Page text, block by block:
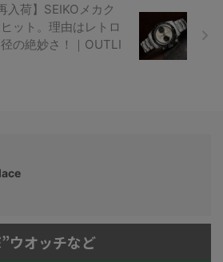
入荷】SEIKOメカク
ット。理由はレトロ
の絶妙さ！｜OUTLI
ウオッチなど